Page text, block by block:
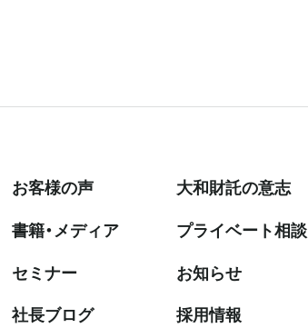
お客様の声
書籍・メディア
セミナー
社⻑ブログ
大和財託の意志
プライベート相談
お知らせ
採⽤情報